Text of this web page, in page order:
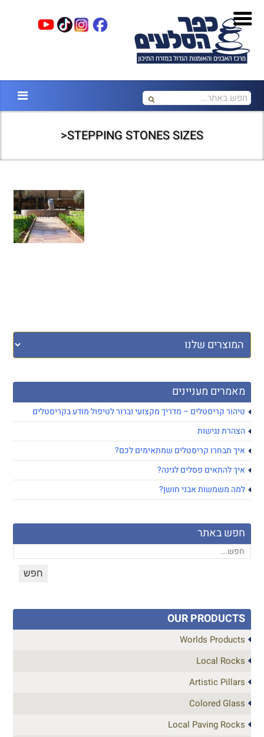
STEPPING STONES SIZES<
מאמרים מעניינים
טיהור קריסטלים – מדריך מקצועי וברור לטיפול מודע בקריסטלים
הצהרת נגישות
איך תבחרו קריסטלים שמתאימים לכם?
איך להתאים פסלים לגינה?
למה משמשות אבני חושן?
חפש באתר
OUR PRODUCTS
Worlds Products
Local Rocks
Artistic Pillars
Colored Glass
Local Paving Rocks